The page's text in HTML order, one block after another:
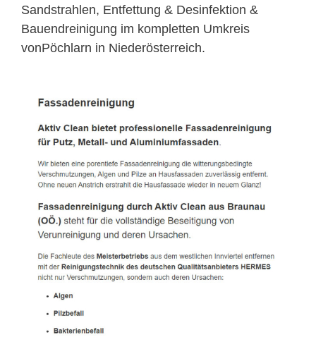
Sandstrahlen, Entfettung & Desinfektion &
Bauendreinigung im kompletten Umkreis
vonPöchlarn in Niederösterreich.